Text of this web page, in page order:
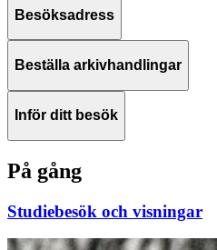
Besöksadress
Beställa arkivhandlingar
Inför ditt besök
På gång
Studiebesök och visningar